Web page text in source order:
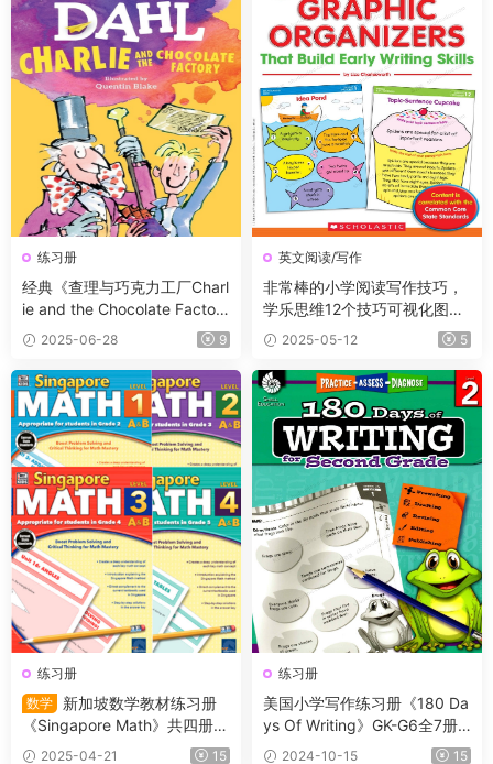
练习册
经典《查理与巧克力工厂Charl
ie and the Chocolate Factor
y》PDF书籍+原版阅读理解练
习纸含答案
2025-06-28 9
英文阅读/写作
非常棒的小学阅读写作技巧，
学乐思维12个技巧可视化图表
《Graphic Organizers》
2025-05-12 5
练习册
数学
新加坡数学教材练习册
《Singapore Math》共四册
（L1-L4）适合小学2~5年级的
2025-04-21 15
练习册
美国小学写作练习册《180 Da
ys Of Writing》GK-G6全7册+
11集精讲课
2024-10-15 15